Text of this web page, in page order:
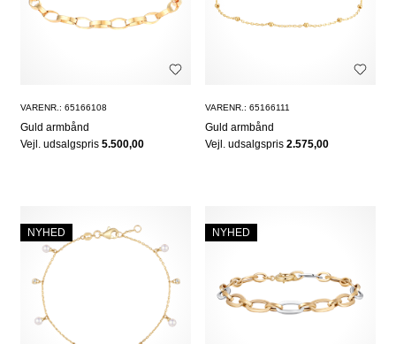
VARENR.: 65166108
Guld armbånd
Vejl. udsalgspris 5.500,00
VARENR.: 65166111
Guld armbånd
Vejl. udsalgspris2.575,00
NYHED NYHED